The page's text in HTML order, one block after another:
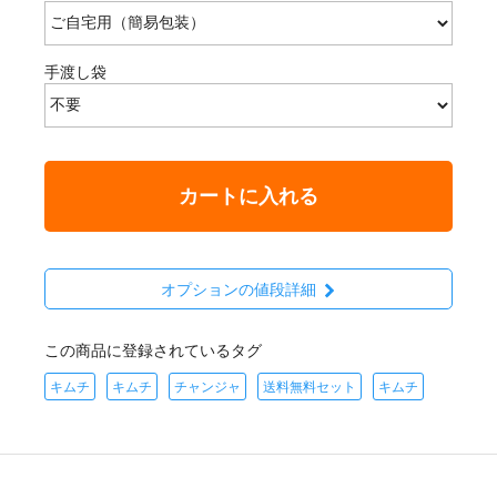
手渡し袋
カートに入れる
オプションの値段詳細
この商品に登録されているタグ
キムチ キムチ チャンジャ 送料無料セット キムチ